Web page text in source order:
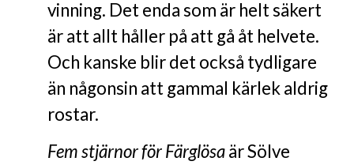
vinning. Det enda som är helt säkert
är att allt håller på att gå åt helvete.
Och kanske blir det också tydligare
än någonsin att gammal kärlek aldrig
rostar.
Fem stjärnor för Färglösaär Sölve